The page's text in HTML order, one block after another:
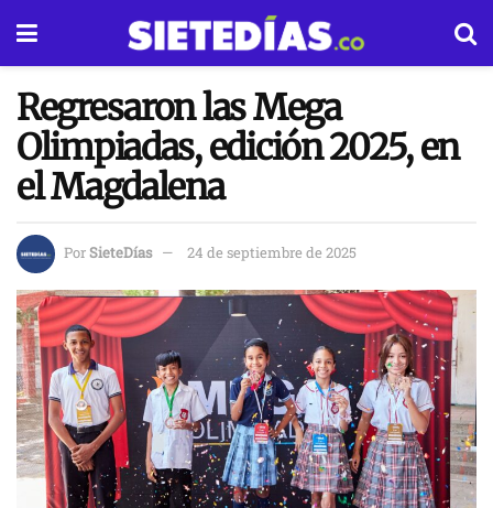
Regresaron las Mega
Olimpiadas, edición 2025, en
el Magdalena
PorSieteDías 24 de septiembre de 2025